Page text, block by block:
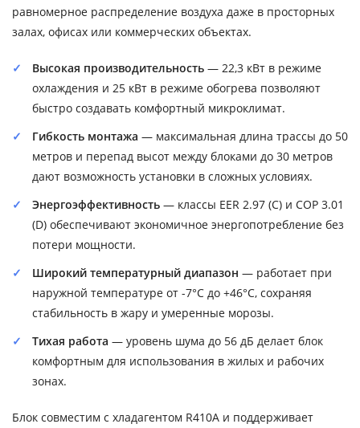
равномерное распределение воздуха даже в просторных
залах, офисах или коммерческих объектах.
Высокая производительность — 22,3 кВт в режиме
охлаждения и 25 кВт в режиме обогрева позволяют
быстро создавать комфортный микроклимат.
Гибкость монтажа — максимальная длина трассы до 50
метров и перепад высот между блоками до 30 метров
дают возможность установки в сложных условиях.
Энергоэффективность — классы EER 2.97 (C) и COP 3.01
(D) обеспечивают экономичное энергопотребление без
потери мощности.
Широкий температурный диапазон — работает при
наружной температуре от -7°C до +46°C, сохраняя
стабильность в жару и умеренные морозы.
Тихая работа — уровень шума до 56 дБ делает блок
комфортным для использования в жилых и рабочих
зонах.
Блок совместим с хладагентом R410A и поддерживает